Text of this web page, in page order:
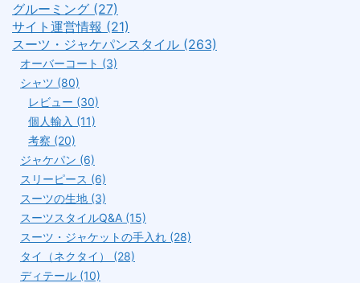
グルーミング (27)
サイト運営情報 (21)
スーツ・ジャケパンスタイル (263)
オーバーコート (3)
シャツ (80)
レビュー (30)
個人輸入 (11)
考察 (20)
ジャケパン (6)
スリーピース (6)
スーツの生地 (3)
スーツスタイルQ&A (15)
スーツ・ジャケットの手入れ (28)
タイ（ネクタイ） (28)
ディテール (10)